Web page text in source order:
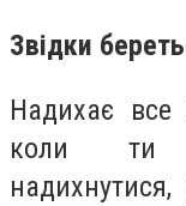
Звідки
Надихає все
коли ти